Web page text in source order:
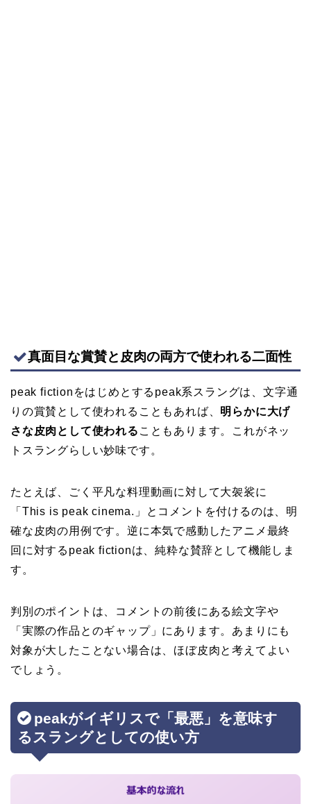
真面目な賞賛と皮肉の両方で使われる二面性
peak fictionをはじめとするpeak系スラングは、文字通
りの賞賛として使われることもあれば、 明らかに大げ
さな皮肉として使われる こともあります。これがネッ
トスラングらしい妙味です。
たとえば、ごく平凡な料理動画に対して大袈裟に
「This is peak cinema.」とコメントを付けるのは、明
確な皮肉の用例です。逆に本気で感動したアニメ最終
回に対するpeak fictionは、純粋な賛辞として機能しま
す。
判別のポイントは、コメントの前後にある絵文字や
「実際の作品とのギャップ」にあります。あまりにも
対象が大したことない場合は、ほぼ皮肉と考えてよい
でしょう。
peakがイギリスで「最悪」を意味す
るスラングとしての使い方